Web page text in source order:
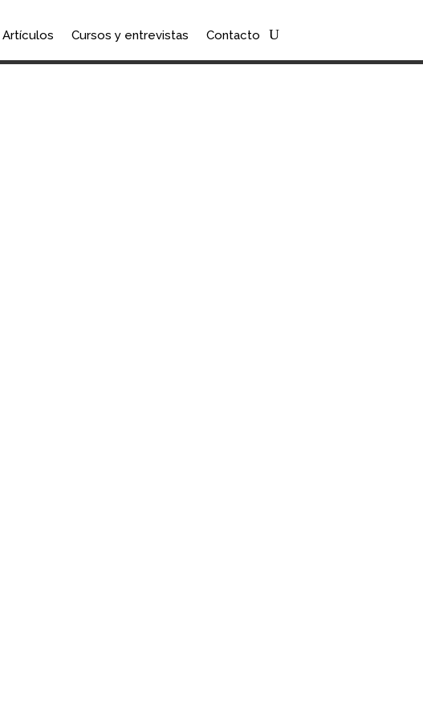
Artículos Cursos y entrevistas Contacto